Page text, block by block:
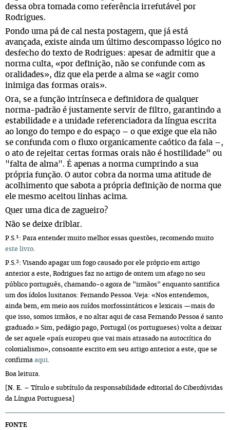
dessa obra tomada como referência irrefutável por
Rodrigues.
Pondo uma pá de cal nesta postagem, que já está
avançada, existe ainda um último descompasso lógico no
desfecho do texto de Rodrigues: apesar de admitir que a
norma culta, «por definição, não se confunde com as
oralidades», diz que ela perde a alma se «agir como
inimiga das formas orais».
Ora, se a função intrínseca e definidora de qualquer
norma-padrão é justamente servir de filtro, garantindo a
estabilidade e a unidade referenciadora da língua escrita
ao longo do tempo e do espaço – o que exige que ela não
se confunda com o fluxo organicamente caótico da fala –,
o ato de rejeitar certas formas orais não é hostilidade" ou
"falta de alma". É apenas a norma cumprindo a sua
própria função. O autor cobra da norma uma atitude de
acolhimento que sabota a própria definição de norma que
ele mesmo aceitou linhas acima.
Quer uma dica de zagueiro?
Não se deixe driblar.
P.S.¹: Para entender muito melhor essas questões, recomendo muito
este livro
P.S.²: Visando apagar um fogo causado por ele próprio em artigo
anterior a este, Rodrigues faz no artigo de ontem um afago no seu
público português, chamando-o agora de "irmãos" enquanto santifica
um dos ídolos lusitanos: Fernando Pessoa. Veja: «Nos entendemos,
ainda bem, em meio aos ruídos morfossintáticos e lexicais —mais do
que isso, somos irmãos, e no altar aqui de casa Fernando Pessoa é santo
graduado.» Sim, pedágio pago, Portugal (os portugueses) volta a deixar
de ser aquele «país europeu que vai mais atrasado na autocrítica do
colonialismo», consoante escrito em seu artigo anterior a este, que se
confirma aqui
Boa leitura.
N. E.
– Título e subtítulo da responsabilidade editorial do Ciberdúvidas
da Língua Portuguesa]
FONTE